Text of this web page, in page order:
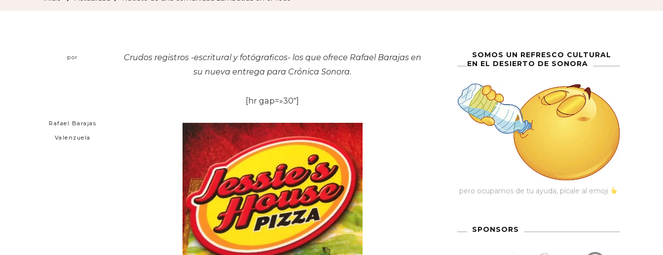
por
Rafael Barajas
Valenzuela
Crudos registros -escritural y fotógraficos- los que ofrece Rafael Barajas en
su nueva entrega para Crónica Sonora.
[hr gap=»30″]
SOMOS UN REFRESCO CULTURAL
EN EL DESIERTO DE SONORA
pero ocupamos de tu ayuda, pícale al emoji
SPONSORS